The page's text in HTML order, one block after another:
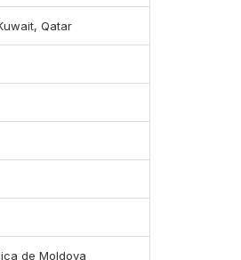
Qatar
de Moldova